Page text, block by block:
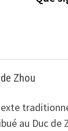
Zhou
au Duc de